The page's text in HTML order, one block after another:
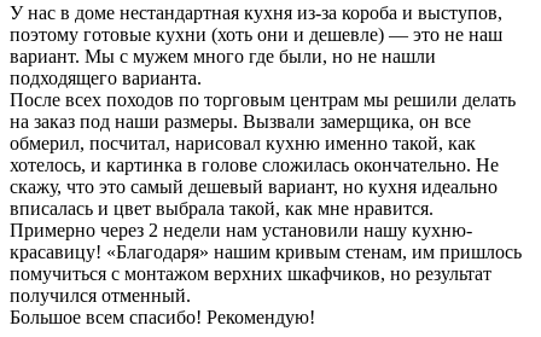
У нас в доме нестандартная кухня из-за короба и выступов,
поэтому готовые кухни (хоть они и дешевле) — это не наш
вариант. Мы с мужем много где были, но не нашли
подходящего варианта.
После всех походов по торговым центрам мы решили делать
на заказ под наши размеры. Вызвали замерщика, он все
обмерил, посчитал, нарисовал кухню именно такой, как
хотелось, и картинка в голове сложилась окончательно. Не
скажу, что это самый дешевый вариант, но кухня идеально
вписалась и цвет выбрала такой, как мне нравится.
Примерно через 2 недели нам установили нашу кухню-
красавицу! «Благодаря» нашим кривым стенам, им пришлось
помучиться с монтажом верхних шкафчиков, но результат
получился отменный.
Большое всем спасибо! Рекомендую!